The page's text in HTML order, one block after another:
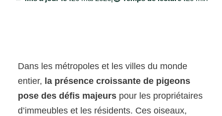
Dans les métropoles et les villes du monde
entier, la présence croissante de pigeons
pose des défis majeurspour les propriétaires
d’immeubles et les résidents. Ces oiseaux,